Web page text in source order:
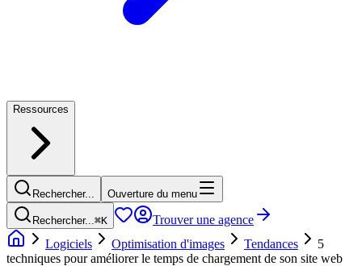
Ressources
Rechercher... Ouverture du menu
Rechercher...⌘K
Trouver une agence
Logiciels
Optimisation d'images Tendances
5
techniques pour améliorer le temps de chargement de son site web